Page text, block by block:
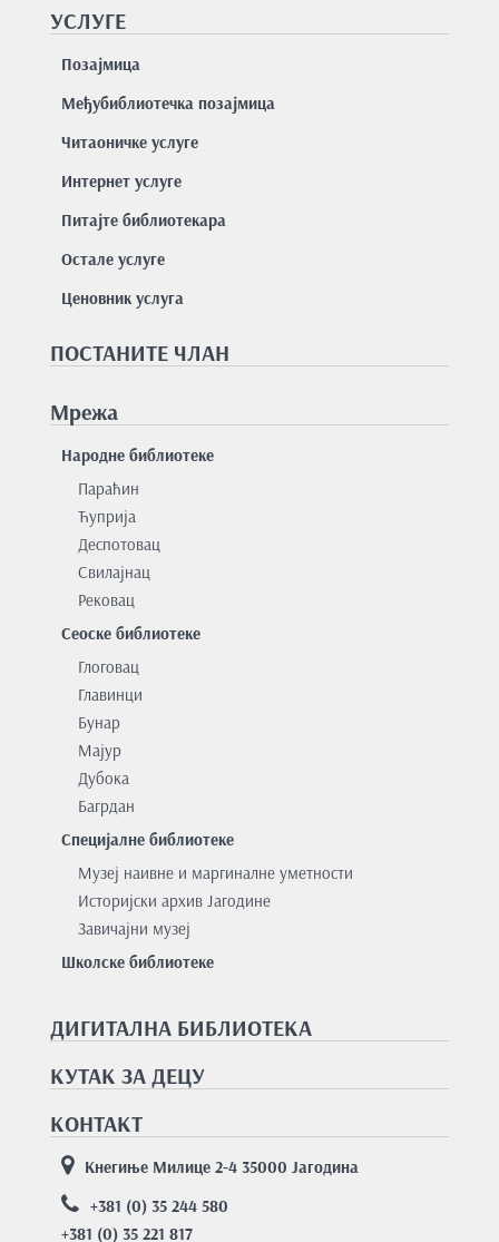
УСЛУГЕ
Позајмицa
Међубиблиотечка позајмица
Читаоничке услуге
Интернет услуге
Питајте библиотекара
Остале услуге
Ценовник услуга
ПОСТАНИТЕ ЧЛАН
Мрежа
Народне библиотеке
Параћин
Ћуприја
Деспотовац
Свилајнац
Рековац
Сеоске библиотеке
Глоговац
Главинци
Бунар
Мајур
Дубока
Багрдан
Специјалне библиотеке
Музеј наивне и маргиналне уметности
Историјски архив Јагодине
Завичајни музеј
Школске библиотеке
ДИГИТАЛНА БИБЛИОТЕКА
КУТАК ЗА ДЕЦУ
КОНТАКТ
Кнегиње Милице 2-4 35000 Јагодина
+381 (0) 35 244 580
+381 (0) 35 221 817